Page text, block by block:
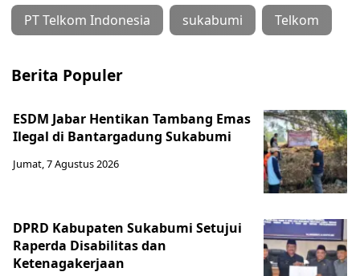
PT Telkom Indonesia sukabumi Telkom
Berita Populer
ESDM Jabar Hentikan Tambang Emas
Ilegal di Bantargadung Sukabumi
Jumat, 7 Agustus 2026
DPRD Kabupaten Sukabumi Setujui
Raperda Disabilitas dan
Ketenagakerjaan